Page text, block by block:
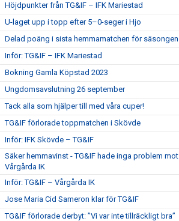
Höjdpunkter från TG&IF – IFK Mariestad
U-laget upp i topp efter 5–0-seger i Hjo
Delad poäng i sista hemmamatchen för säsongen
Inför: TG&IF – IFK Mariestad
Bokning Gamla Köpstad 2023
Ungdomsavslutning 26 september
Tack alla som hjälper till med våra cuper!
TG&IF förlorade toppmatchen i Skövde
Inför: IFK Skövde – TG&IF
Säker hemmavinst - TG&IF hade inga problem mot
Vårgårda IK
Inför: TG&IF – Vårgårda IK
Jose Maria Cid Sameron klar för TG&IF
TG&IF förlorade derbyt: ”Vi var inte tillräckligt bra”